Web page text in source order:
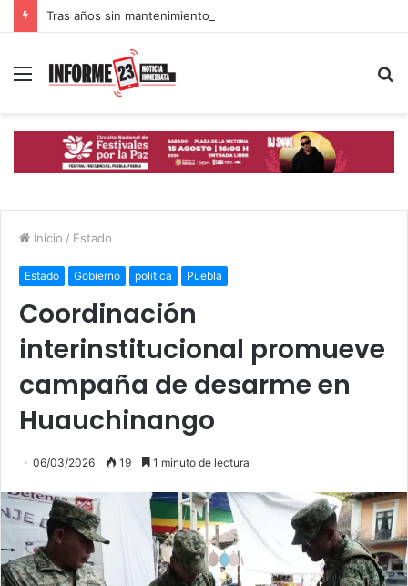
Menú
Inicio / Estado
Estado Gobierno politica Puebla
Coordinación
interinstitucional promueve
campaña de desarme en
Huauchinango
06/03/2026 19 1 minuto de lectura